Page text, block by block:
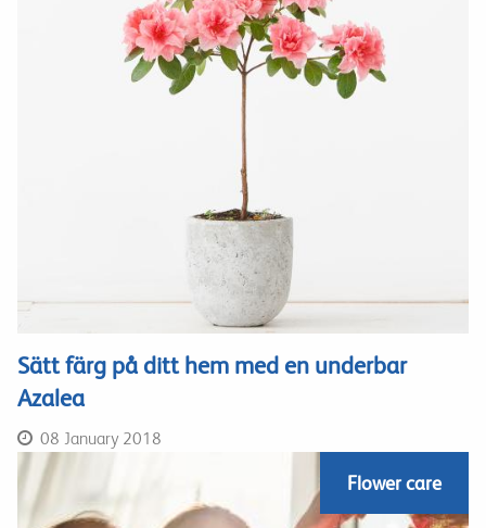
Sätt färg på ditt hem med en underbar
Azalea
08 January 2018
Flower care